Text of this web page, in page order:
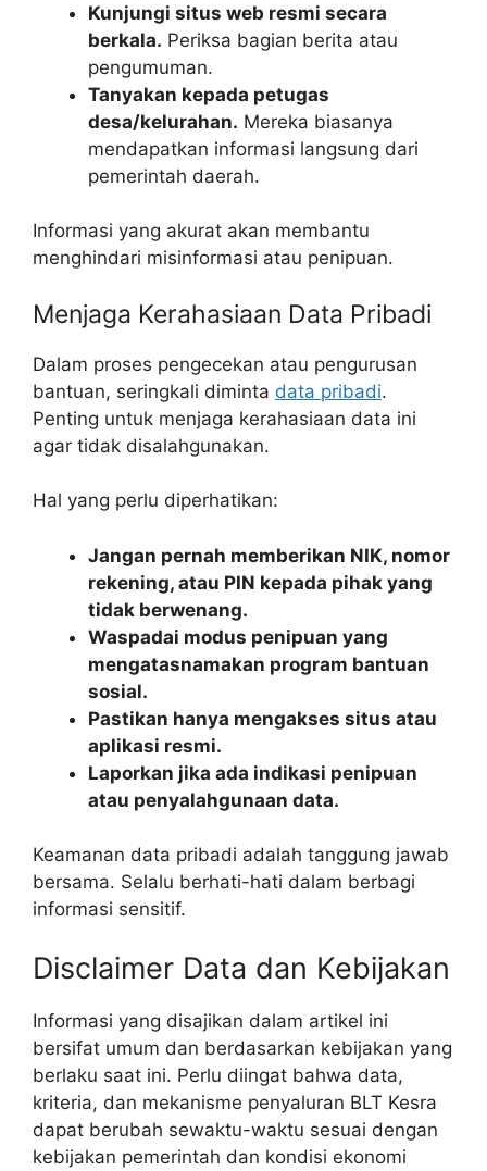
Kunjungi situs web resmi secara
berkala. Periksa bagian berita atau
pengumuman.
Tanyakan kepada petugas
desa/kelurahan. Mereka biasanya
mendapatkan informasi langsung dari
pemerintah daerah.
Informasi yang akurat akan membantu
menghindari misinformasi atau penipuan.
Menjaga Kerahasiaan Data Pribadi
Dalam proses pengecekan atau pengurusan
bantuan, seringkali diminta data pribadi.
Penting untuk menjaga kerahasiaan data ini
agar tidak disalahgunakan.
Hal yang perlu diperhatikan:
Jangan pernah memberikan NIK, nomor
rekening, atau PIN kepada pihak yang
tidak berwenang.
Waspadai modus penipuan yang
mengatasnamakan program bantuan
sosial.
Pastikan hanya mengakses situs atau
aplikasi resmi.
Laporkan jika ada indikasi penipuan
atau penyalahgunaan data.
Keamanan data pribadi adalah tanggung jawab
bersama. Selalu berhati-hati dalam berbagi
informasi sensitif.
Disclaimer Data dan Kebijakan
Informasi yang disajikan dalam artikel ini
bersifat umum dan berdasarkan kebijakan yang
berlaku saat ini. Perlu diingat bahwa data,
kriteria, dan mekanisme penyaluran BLT Kesra
dapat berubah sewaktu-waktu sesuai dengan
kebijakan pemerintah dan kondisi ekonomi